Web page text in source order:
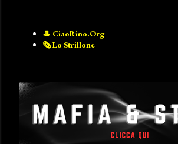
🎩 CiaoRino.Org
🗞️ Lo Strillone